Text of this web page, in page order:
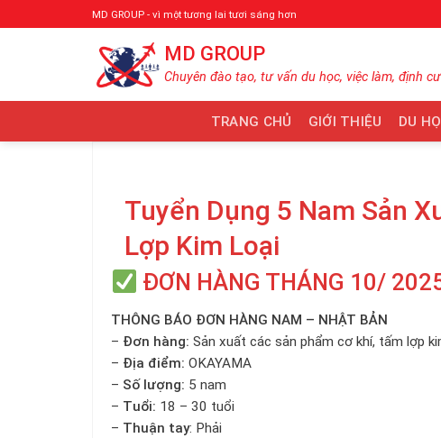
qua
MD GROUP - vì một tương lai tươi sáng hơn
MD GROUP
Chuyên đào tạo, tư vấn du học, việc làm, định cư
TRANG CHỦ GIỚI THIỆU DU
Tuyển Dụng 5 Nam Sản
Lợp Kim Loại
ĐƠN HÀNG THÁNG 10/
THÔNG BÁO ĐƠN HÀNG NAM – NHẬT BẢN
– Đơn hàng: Sản xuất các sản phẩm cơ khí, tấm lợp
– Địa điểm: OKAYAMA
– Số lượng: 5 nam
– Tuổi: 18 – 30 tuổi
– Thuận tay: Phải